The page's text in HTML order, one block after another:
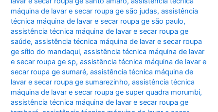
máquina de lavar e secar roupa ge são judas,assistência
técnica máquina de lavar e secar roupa ge são paulo,
assistência técnica máquina de lavar e secar roupa ge
saúde,assistência técnica máquina de lavar e secar roupa
ge sítio do mandaqui,assistência técnica máquina de lavar
e secar roupa ge sp,assistência técnica máquina de lavar e
secar roupa ge sumaré,assistência técnica máquina de
lavar e secar roupa ge sumarezinho,assistência técnica
máquina de lavar e secar roupa ge super quadra morumbi,
assistência técnica máquina de lavar e secar roupa ge